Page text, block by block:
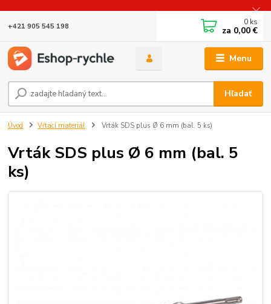
Menu
Hľadať
+421 905 545 198 0 ks
za 0,00 €
Úvod Vŕtací materiál Vrták SDS plus Ø 6 mm (bal. 5 ks)
Vrták SDS plus Ø 6 mm (bal. 5
ks)